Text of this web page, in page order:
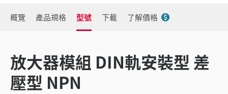
概覽 產品規格 型號 下載 了解價格
放大器模組 DIN軌安裝型 差
壓型 NPN